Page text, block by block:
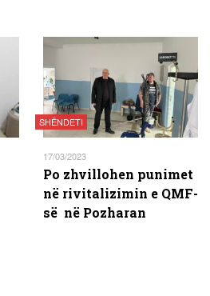
SHËNDETI
17/03/2023
Po zhvillohen punimet
në rivitalizimin e QMF-
së në Pozharan